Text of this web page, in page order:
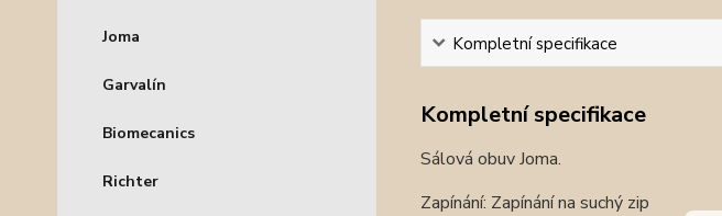
Joma
Garvalín
Biomecanics
Richter
Kompletní specifikace
Kompletní specifikace
Sálová obuv Joma.
Zapínání: Zapínání na suchý zip